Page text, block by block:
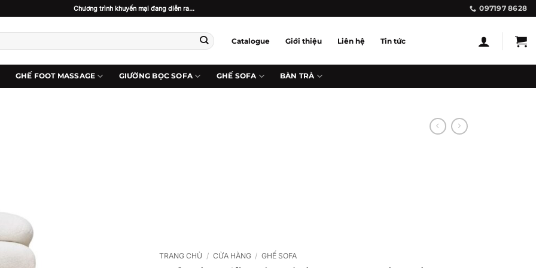
Chương trình khuyến mại đang diễn ra... 097197 8628
Catalogue Giới thiệu Liên hệ Tin tức
GHẾ FOOT MASSAGE GIƯỜNG BỌC SOFA GHẾ SOFA BÀN TRÀ
TRANG CHỦ / CỬA HÀNG / GHẾ SOFA